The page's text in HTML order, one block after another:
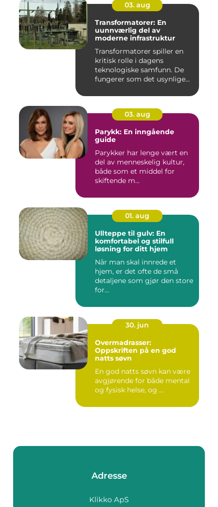
03. aug
Transformatorer: En
uunnværlig del av
moderne infrastruktur
Transformatorer spiller en
kritisk rolle i dagens
teknologiske samfunn. De
fungerer som det usynlige...
03. aug
Parykk: En inngående
guide
Parykker har lenge vært en
del av menneskelig kultur,
både som et middel for
skiftende m...
01. aug
Ullteppe til gulv: En
komfortabel og stilfull
løsning for ditt hjem
Når man skal innrede et
hjem, er det ofte de små
detaljene som gjør den store
for...
30. jun
Overmadrasser:
Oppskriften på en god
natts søvn
En god natts søvn kan være
avgjørende for både mental
og fysisk helse, og ...
Adresse